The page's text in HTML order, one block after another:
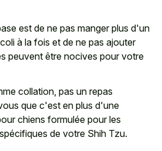
est de ne pas manger plus d'un
à la fois et de ne pas ajouter
peuvent être nocives pour votre
collation, pas un repas
que c'est en plus d'une
chiens formulée pour les
de votre Shih Tzu.